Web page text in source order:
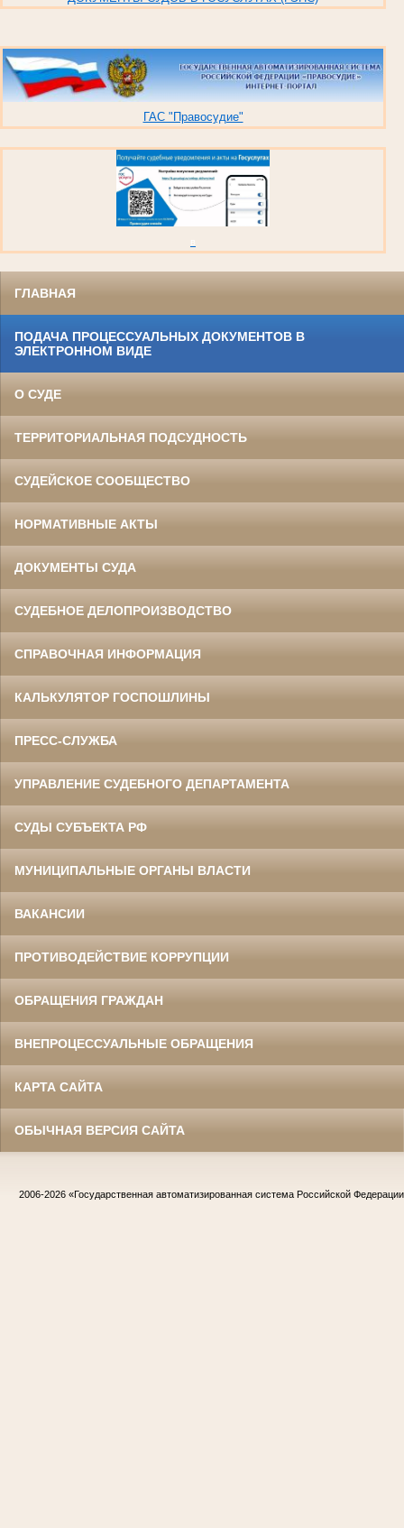
ГАС "Правосудие"
в
ГЛАВНАЯ
ПОДАЧА ПРОЦЕССУАЛЬНЫХ ДОКУМЕНТОВ В
ЭЛЕКТРОННОМ ВИДЕ
О СУДЕ
ТЕРРИТОРИАЛЬНАЯ ПОДСУДНОСТЬ
СУДЕЙСКОЕ СООБЩЕСТВО
НОРМАТИВНЫЕ АКТЫ
ДОКУМЕНТЫ СУДА
СУДЕБНОЕ ДЕЛОПРОИЗВОДСТВО
СПРАВОЧНАЯ ИНФОРМАЦИЯ
КАЛЬКУЛЯТОР ГОСПОШЛИНЫ
ПРЕСС-СЛУЖБА
УПРАВЛЕНИЕ СУДЕБНОГО ДЕПАРТАМЕНТА
СУДЫ СУБЪЕКТА РФ
МУНИЦИПАЛЬНЫЕ ОРГАНЫ ВЛАСТИ
ВАКАНСИИ
ПРОТИВОДЕЙСТВИЕ КОРРУПЦИИ
ОБРАЩЕНИЯ ГРАЖДАН
ВНЕПРОЦЕССУАЛЬНЫЕ ОБРАЩЕНИЯ
КАРТА САЙТА
ОБЫЧНАЯ ВЕРСИЯ САЙТА
2006-2026 «Государственная автоматизированная система Российской